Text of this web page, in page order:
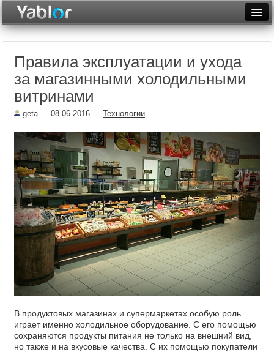
Неделя
Месяц
Архив
Фототоп
Видеотоп
Правила эксплуатации и ухода
за магазинными холодильными
витринами
geta— 08.06.2016 — Технологии
В продуктовых магазинах и супермаркетах особую роль
играет именно холодильное оборудование. С его помощью
сохраняются продукты питания не только на внешний вид,
но также и на вкусовые качества. С их помощью покупатели